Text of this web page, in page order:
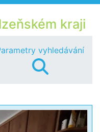
kraji
vyhledávání